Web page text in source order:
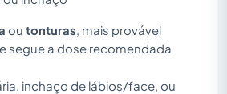
ou tonturas , mais provável
segue a dose recomendada
inchaço de lábios/face, ou